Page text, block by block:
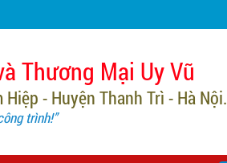
Thương Mại Uy Vũ
- Huyện Thanh Trì - Hà Nội.
trình!”